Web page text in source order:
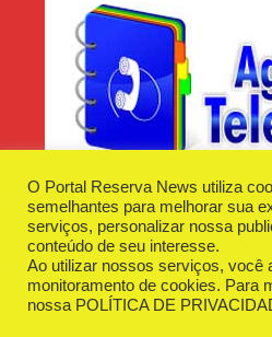
Desenvolvido e Hospedado
Reserva News Tecnologia -
O Portal Reserva News utiliza
semelhantes para melhorar sua
serviços, personalizar nossa
conteúdo de seu interesse.
Ao utilizar nossos serviços, você
monitoramento de cookies. Para
nossa POLÍTICA DE